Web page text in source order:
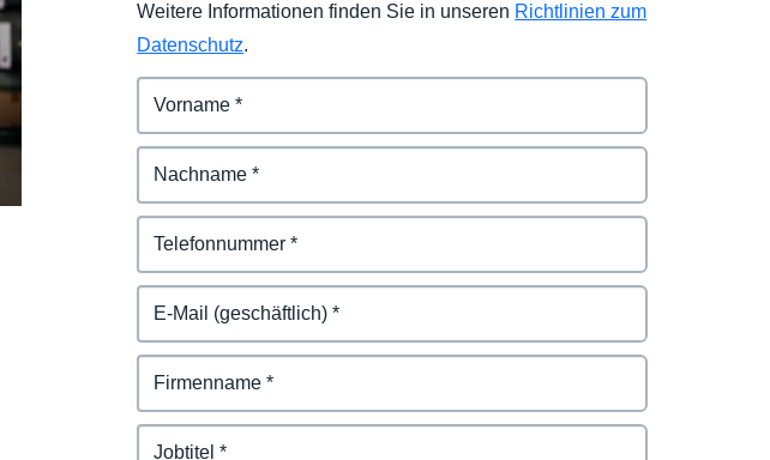
Weitere Informationen finden Sie in unseren Richtlinien zum
Datenschutz.